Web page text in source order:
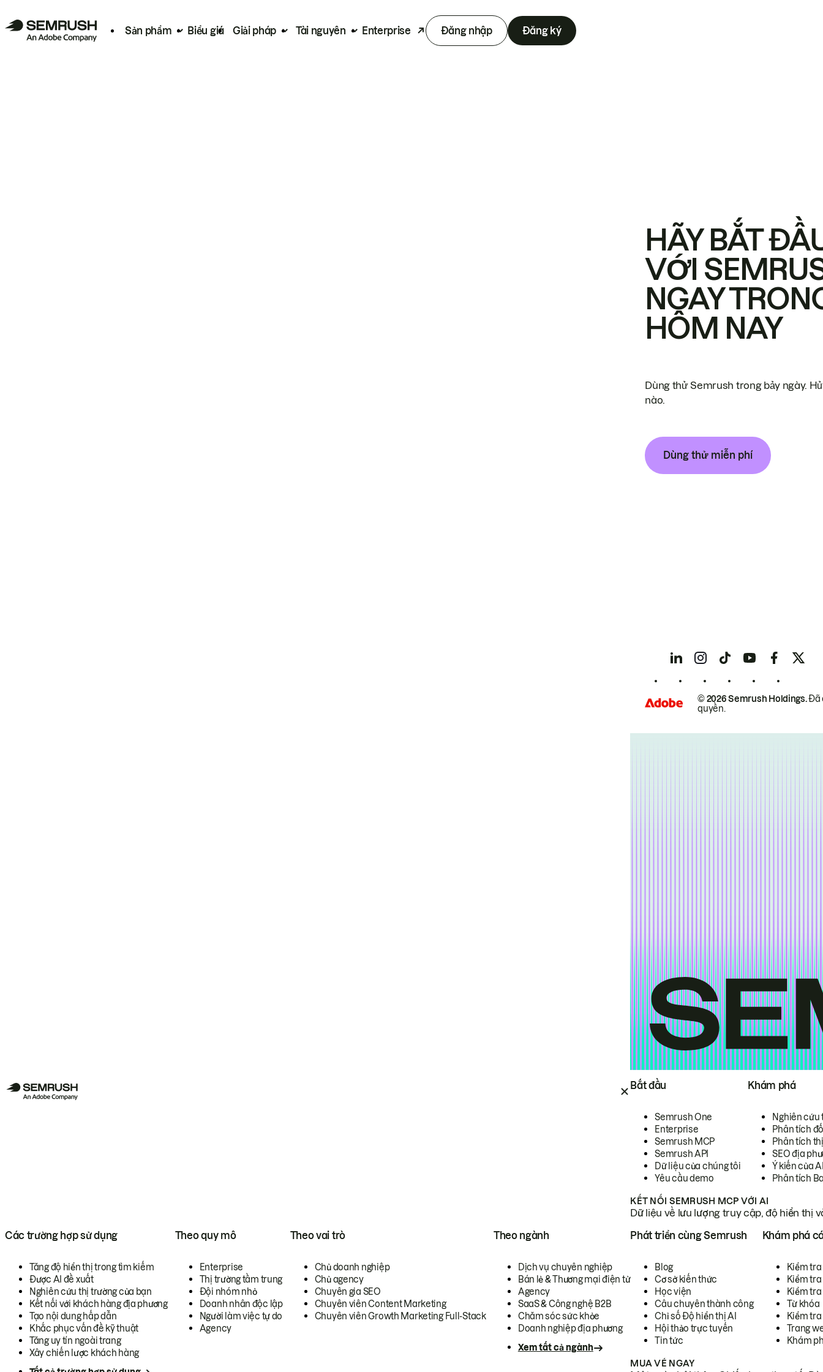
Sản phẩm Biểu giá Giải pháp Tài nguyên Enterprise Đăng nhập Đăng ký
Bắt đầu
Semrush One
Enterprise
Semrush MCP
Semrush API
Dữ liệu của chúng tôi
Yêu cầu demo
Khám phá
Nghiên cứu
Phân tích
Phân tích
SEO địa
Ý kiến của
Phân tích
KẾT NỐI SEMRUSH MCP VỚI AI
Dữ liệu về lưu lượng truy cập, độ hiển thị
Các trường hợp sử dụng
Tăng độ hiển thị trong tìm kiếm
Được AI đề xuất
Nghiên cứu thị trường của bạn
Kết nối với khách hàng địa phương
Tạo nội dung hấp dẫn
Khắc phục vấn đề kỹ thuật
Tăng uy tín ngoài trang
Xây chiến lược khách hàng
Theo quy mô
Enterprise
Thị trường tầm trung
Đội nhóm nhỏ
Doanh nhân độc lập
Người làm việc tự do
Agency
Theo vai trò
Chủ doanh nghiệp
Chủ agency
Chuyên gia SEO
Chuyên viên Content Marketing
Chuyên viên Growth Marketing Full-Stack
Theo ngành
Dịch vụ chuyên nghiệp
Bán lẻ & Thương mại điện tử
Agency
SaaS & Công nghệ B2B
Chăm sóc sức khỏe
Doanh nghiệp địa phương
Xem tất cả ngành
Phát triển cùng Semrush
Blog
Cơ sở kiến thức
Học viện
Câu chuyên thành công
Chỉ số Độ hiển thị AI
Hội thảo trực tuyến
Tin tức
Khám phá
Kiểm
Kiểm tra
Kiểm
Từ khóa
Kiểm
Trang
Khám
MUA VÉ NGAY
HÃY BẮT
VỚI
NGAY
HÔM NAY
Dùng thử Semrush trong bảy ngày.
nào.
Dùng thử miễn phí
© 2026 Semrush Holdings.Đã
quyền.